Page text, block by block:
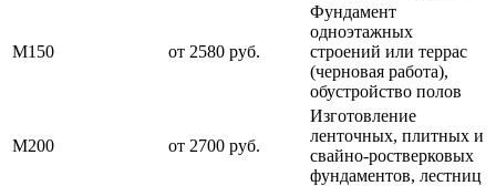
М150 от 2580 руб.
Фундамент
одноэтажных
строений или террас
(черновая работа),
обустройство полов
М200 от 2700 руб.
Изготовление
ленточных, плитных и
свайно-ростверковых
фундаментов, лестниц